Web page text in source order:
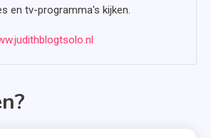
en tv-programma's kijken.